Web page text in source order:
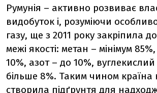
Румунія – активно розвиває
видобуток і, розуміючи
газу, ще з 2011 року закріпила
межі якості: метан – мінімум
10%, азот – до 10%, вуглекислий
більше 8%. Таким чином
створила підґрунтя для